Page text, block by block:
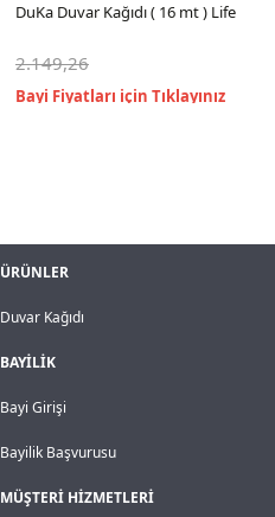
DuKa Duvar Kağıdı ( 16 mt ) Life
2.149,26
ÜRÜNLER
Duvar Kağıdı
BAYİLİK
Bayi Girişi
Bayilik Başvurusu
MÜŞTERİ HİZMETLERİ